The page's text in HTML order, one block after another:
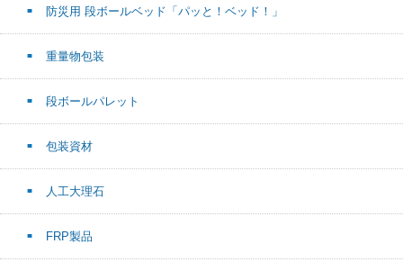
防災用 段ボールベッド「パッと！ベッド！」
重量物包装
段ボールパレット
包装資材
人工大理石
FRP製品